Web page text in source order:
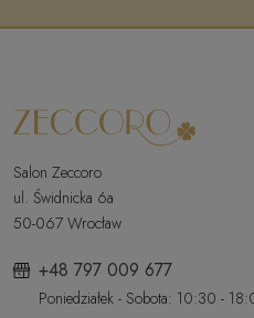
Salon Zeccoro
ul. Świdnicka 6a
50-067 Wrocław
+48 797 009 677
Poniedziałek - Sobota: 10:30 -